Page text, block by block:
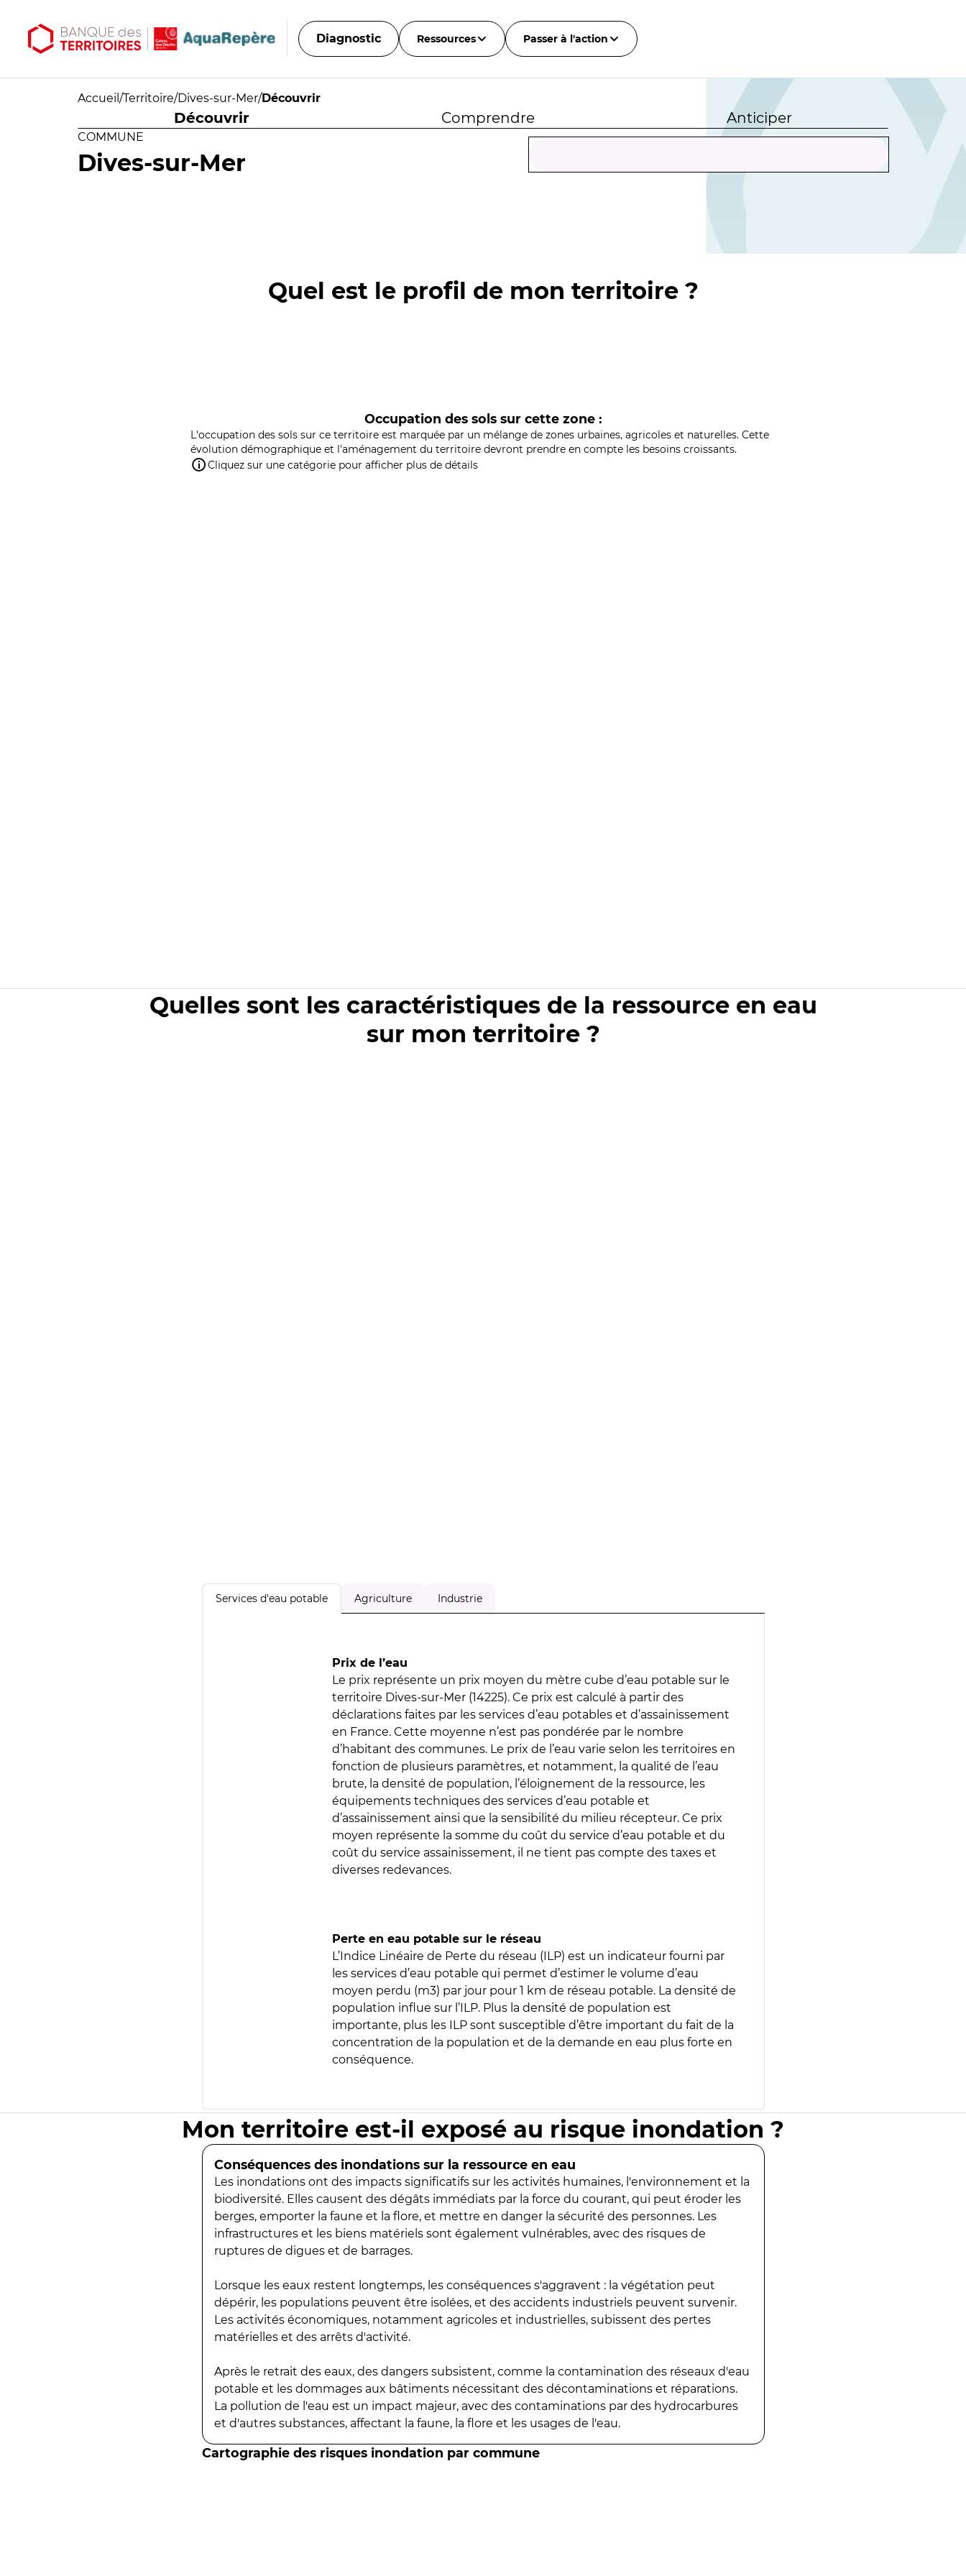
Diagnostic Ressources Passer à l'action
Accueil /Territoire/Dives-sur-Mer/Découvrir
Découvrir Comprendre Anticiper
COMMUNE
Dives-sur-Mer
Quel est le profil de mon territoire ?
Occupation des sols sur cette zone :
L'occupation des sols sur ce territoire est marquée par un mélange de zones urbaines, agricoles et naturelles. Cette
évolution démographique et l'aménagement du territoire devront prendre en compte les besoins croissants.
Cliquez sur une catégorie pour afficher plus de détails
Quelles sont les caractéristiques de la ressource en eau
sur mon territoire ?
Services d'eau potable Agriculture Industrie
Prix de l’eau
Le prix représente un prix moyen du mètre cube d’eau potable sur le
territoire Dives-sur-Mer (14225). Ce prix est calculé à partir des
déclarations faites par les services d’eau potables et d’assainissement
en France. Cette moyenne n’est pas pondérée par le nombre
d’habitant des communes. Le prix de l’eau varie selon les territoires en
fonction de plusieurs paramètres, et notamment, la qualité de l’eau
brute, la densité de population, l’éloignement de la ressource, les
équipements techniques des services d’eau potable et
d’assainissement ainsi que la sensibilité du milieu récepteur. Ce prix
moyen représente la somme du coût du service d’eau potable et du
coût du service assainissement, il ne tient pas compte des taxes et
diverses redevances.
Perte en eau potable sur le réseau
L’Indice Linéaire de Perte du réseau (ILP) est un indicateur fourni par
les services d’eau potable qui permet d’estimer le volume d’eau
moyen perdu (m3) par jour pour 1 km de réseau potable. La densité de
population influe sur l’ILP. Plus la densité de population est
importante, plus les ILP sont susceptible d’être important du fait de la
concentration de la population et de la demande en eau plus forte en
conséquence.
Mon territoire est-il exposé au risque inondation ?
Conséquences des inondations sur la ressource en eau
Les inondations ont des impacts significatifs sur les activités humaines, l'environnement et la
biodiversité. Elles causent des dégâts immédiats par la force du courant, qui peut éroder les
berges, emporter la faune et la flore, et mettre en danger la sécurité des personnes. Les
infrastructures et les biens matériels sont également vulnérables, avec des risques de
ruptures de digues et de barrages.
Lorsque les eaux restent longtemps, les conséquences s'aggravent : la végétation peut
dépérir, les populations peuvent être isolées, et des accidents industriels peuvent survenir.
Les activités économiques, notamment agricoles et industrielles, subissent des pertes
matérielles et des arrêts d'activité.
Après le retrait des eaux, des dangers subsistent, comme la contamination des réseaux d'eau
potable et les dommages aux bâtiments nécessitant des décontaminations et réparations.
La pollution de l'eau est un impact majeur, avec des contaminations par des hydrocarbures
et d'autres substances, affectant la faune, la flore et les usages de l'eau.
Cartographie des risques inondation par commune